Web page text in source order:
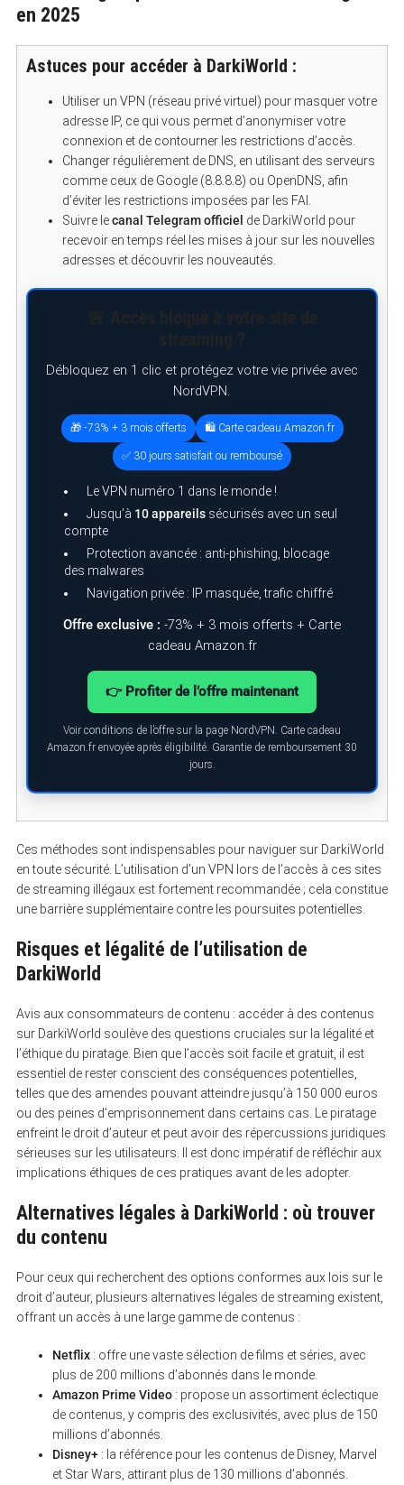
en 2025
Astuces pour accéder à DarkiWorld :
Utiliser un VPN (réseau privé virtuel) pour masquer votre
adresse IP, ce qui vous permet d’anonymiser votre
connexion et de contourner les restrictions d’accès.
Changer régulièrement de DNS, en utilisant des serveurs
comme ceux de Google (8.8.8.8) ou OpenDNS, afin
d’éviter les restrictions imposées par les FAI.
Suivre lecanal Telegram officiel de DarkiWorld pour
recevoir en temps réel les mises à jour sur les nouvelles
adresses et découvrir les nouveautés.
Débloquez en 1 clic et protégez votre vie privée avec
NordVPN.
🎁 -73% + 3 mois offerts 🛍️ Carte cadeau Amazon.fr
✅ 30 jours satisfait ou remboursé
Le VPN numéro 1 dans le monde !
Jusqu’à 10 appareilssécurisés avec un seul
compte
Protection avancée : anti-phishing, blocage
des malwares
Navigation privée : IP masquée, trafic chiffré
Offre exclusive : -73% + 3 mois offerts + Carte
cadeau Amazon.fr
👉 Profiter de l’offre maintenant
Voir conditions de l’offre sur la page NordVPN. Carte cadeau
Amazon.fr envoyée après éligibilité. Garantie de remboursement 30
jours.
Ces méthodes sont indispensables pour naviguer sur DarkiWorld
en toute sécurité. L’utilisation d’un VPN lors de l’accès à ces sites
de streaming illégaux est fortement recommandée ; cela constitue
une barrière supplémentaire contre les poursuites potentielles.
Risques et légalité de l’utilisation de
DarkiWorld
Avis aux consommateurs de contenu : accéder à des contenus
sur DarkiWorld soulève des questions cruciales sur la légalité et
l’éthique du piratage. Bien que l’accès soit facile et gratuit, il est
essentiel de rester conscient des conséquences potentielles,
telles que des amendes pouvant atteindre jusqu’à 150 000 euros
ou des peines d’emprisonnement dans certains cas. Le piratage
enfreint le droit d’auteur et peut avoir des répercussions juridiques
sérieuses sur les utilisateurs. Il est donc impératif de réfléchir aux
implications éthiques de ces pratiques avant de les adopter.
Alternatives légales à DarkiWorld : où trouver
du contenu
Pour ceux qui recherchent des options conformes aux lois sur le
droit d’auteur, plusieurs alternatives légales de streaming existent,
offrant un accès à une large gamme de contenus :
Netflix: offre une vaste sélection de films et séries, avec
plus de 200 millions d’abonnés dans le monde.
Amazon Prime Video: propose un assortiment éclectique
de contenus, y compris des exclusivités, avec plus de 150
millions d’abonnés.
Disney+: la référence pour les contenus de Disney, Marvel
et Star Wars, attirant plus de 130 millions d’abonnés.
S
r
c
h
o
: